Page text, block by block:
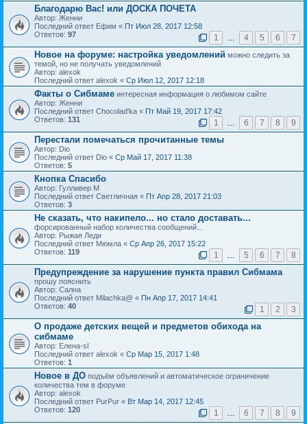
Благодарю Вас! или ДОСКА ПОЧЕТА
Автор: Женни
Последний ответ Ефим « Пт Июл 28, 2017 12:58
Ответов: 97 1 … 4 5 6 7
Новое на форуме: настройка уведомлений можно следить за
темой, но не получать уведомлений
Автор: alexok
Последний ответ alexok « Ср Июл 12, 2017 12:18
Факты о Сибмаме интересная информация о любимом сайте
Автор: Женни
Последний ответ Chocolad'ka « Пт Май 19, 2017 17:42
Ответов: 131 1 … 6 7 8 9
Перестали помечаться прочитанные темы
Автор: Dio
Последний ответ Dio « Ср Май 17, 2017 11:38
Ответов: 5
Кнопка Спасибо
Автор: Гулливер М
Последний ответ Светличная « Пт Апр 28, 2017 21:03
Ответов: 3
Не сказать, что накипело... но стало доставать...
форсированный набор количества сообщений...
Автор: Рыжая Леди
Последний ответ Мюмла « Ср Апр 26, 2017 15:22
Ответов: 119 1 … 5 6 7 8
Предупреждение за нарушение пункта правил Сибмама
прошу пояснить
Автор: Сална
Последний ответ Milachka@ « Пн Апр 17, 2017 14:41
Ответов: 40 1 2 3
О продаже детских вещей и предметов обихода на
сибмаме
Автор: Елена-sl
Последний ответ alexok « Ср Мар 15, 2017 1:48
Ответов: 1
Новое в ДО подъём объявлений и автоматическое ограничение
количества тем в форуме
Автор: alexok
Последний ответ PurPur « Вт Мар 14, 2017 12:45
Ответов: 120 1 … 6 7 8 9